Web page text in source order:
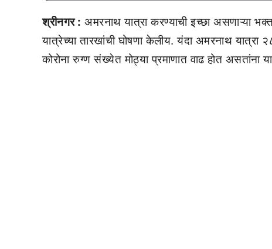
श्रीनगर : अमरनाथ यात्रा करण्याची इच्छा असणाऱ्या
यात्रेच्या तारखांची घोषणा केलीय. यंदा अमरनाथ
कोरोना रुग्ण संख्येत मोठ्या प्रमाणात वाढ होत असतांना